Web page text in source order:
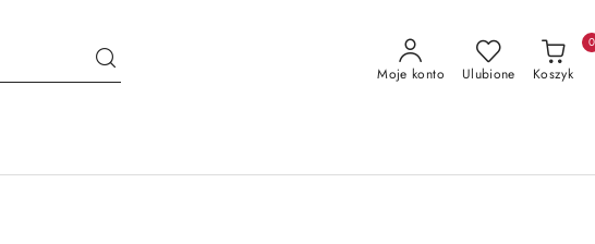
Moje konto Ulubione Koszyk
0